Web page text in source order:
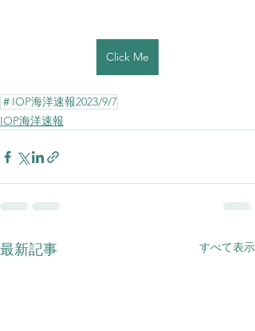
Click Me
＃IOP海洋速報2023/9/7
IOP海洋速報
最新記事 すべて表示